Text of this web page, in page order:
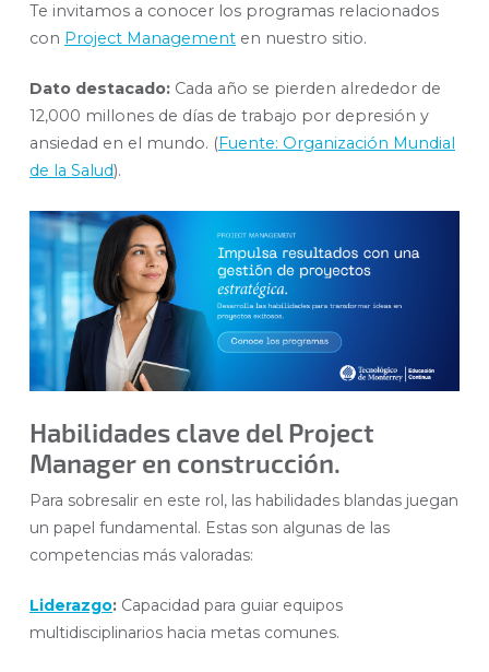
Te invitamos a conocer los programas relacionados
con Project Management en nuestro sitio.
Dato destacado: Cada año se pierden alrededor de
12,000 millones de días de trabajo por depresión y
ansiedad en el mundo. (Fuente: Organización Mundial
de la Salud).
Habilidades clave del Project
Manager en construcción.
Para sobresalir en este rol, las habilidades blandas juegan
un papel fundamental. Estas son algunas de las
competencias más valoradas:
Liderazgo: Capacidad para guiar equipos
multidisciplinarios hacia metas comunes.